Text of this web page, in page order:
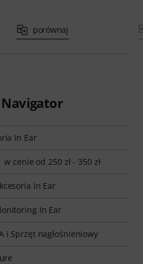
porównaj
In Ear
cenie od 250 zł - 350 zł
In Ear
In Ear
i Sprzęt nagłośnieniowy